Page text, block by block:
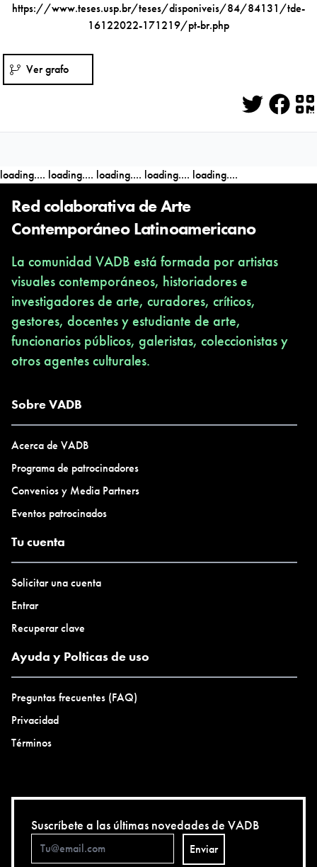
https://www.teses.usp.br/teses/disponiveis/84/84131/tde-
16122022-171219/pt-br.php
Ver grafo
Twitter
loading.... loading.... loading.... loading.... loading....
Red colaborativa de Arte
Contemporáneo Latinoamericano
La comunidad VADB está formada por artistas
visuales contemporáneos, historiadores e
investigadores de arte, curadores, críticos,
gestores, docentes y estudiante de arte,
funcionarios públicos, galeristas, coleccionistas y
otros agentes culturales.
Sobre VADB
Acerca de VADB
Programa de patrocinadores
Convenios y Media Partners
Eventos patrocinados
Tu cuenta
Solicitar una cuenta
Entrar
Recuperar clave
Ayuda y Polticas de uso
Preguntas frecuentes (FAQ)
Privacidad
Términos
Suscríbete a las últimas novedades de VADB
Enviar